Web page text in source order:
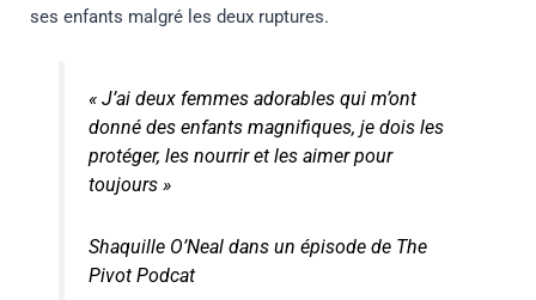
ses enfants malgré les deux ruptures.
« J’ai deux femmes adorables qui m’ont
donné des enfants magnifiques, je dois les
protéger, les nourrir et les aimer pour
toujours »
Shaquille O’Neal dans un épisode de The
Pivot Podcat